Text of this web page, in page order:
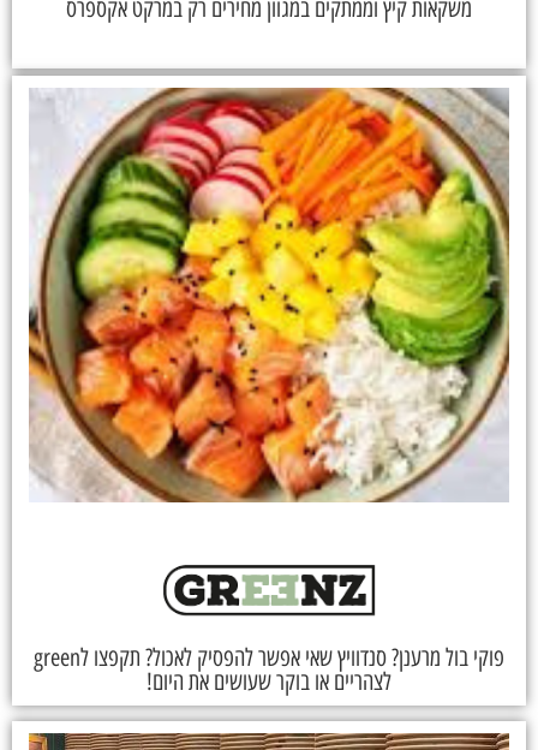
משקאות קיץ וממתקים במגוון מחירים רק במרקט אקספרס
פוקי בול מרענן? סנדוויץ שאי אפשר להפסיק לאכול? תקפצו לgreen
לצהריים או בוקר שעושים את היום!